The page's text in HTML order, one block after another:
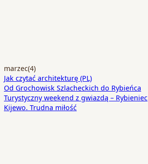
marzec(4)
Jak czytać architekturę (PL)
Od Grochowisk Szlacheckich do Rybieńca
Turystyczny weekend z gwiazdą – Rybieniec
Kijewo. Trudna miłość